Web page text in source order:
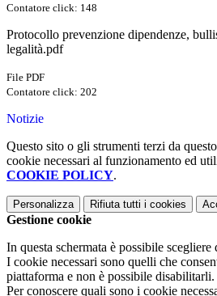
Contatore click: 148
Protocollo prevenzione dipendenze,
legalità.pdf
File PDF
Contatore click: 202
Notizie
Questo sito o gli strumenti terzi da
cookie necessari al funzionamento ed
COOKIE POLICY.
Personalizza Rifiuta tutti i cookies
Gestione cookie
In questa schermata è possibile
I cookie necessari sono quelli che
piattaforma e non è possibile disabilitarli.
Per conoscere quali sono i cookie